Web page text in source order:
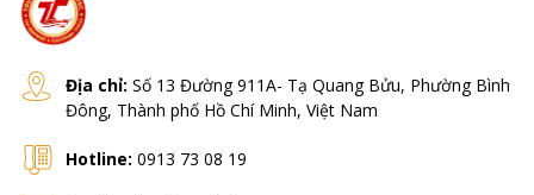
KERN
Shinko
Địa chỉ: Số 13 Đường 911A- Tạ Quang Bửu, Phường Bình
Đông, Thành phố Hồ Chí Minh, Việt Nam
Hotline: 0913 73 08 19